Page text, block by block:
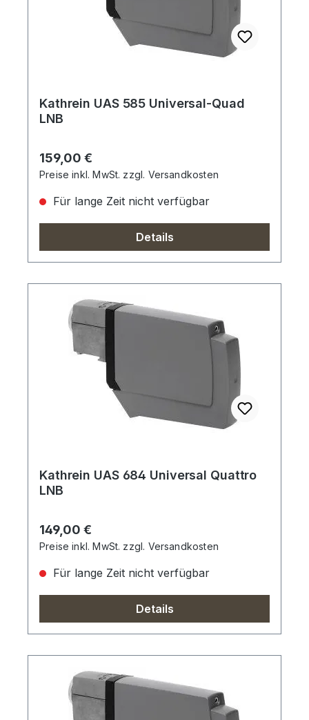
Kathrein UAS 585 Universal-Quad
LNB
Regulärer Preis:
159,00 €
Preise inkl. MwSt. zzgl. Versandkosten
Für lange Zeit nicht verfügbar
Details
Kathrein UAS 684 Universal Quattro
LNB
Regulärer Preis:
149,00 €
Preise inkl. MwSt. zzgl. Versandkosten
Für lange Zeit nicht verfügbar
Details